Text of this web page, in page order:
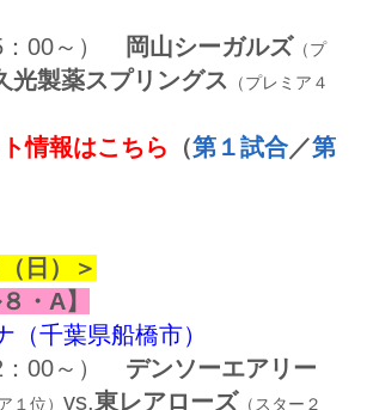
：00～） 岡山シーガルズ （プ
光製薬スプリングス
（プレミア４
情報はこちら （第１試合／第
日）＞
・A】
（千葉県船橋市）
：00～） デンソーエアリー
１位）vs.東レアローズ （スター２